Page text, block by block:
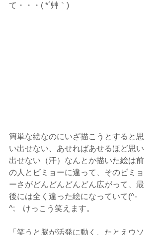
て・・・( *´艸｀)
簡単な絵なのにいざ描こうとすると思
い出せない、あせればあせるほど思い
出せない（汗）なんとか描いた絵は前
の人とビミョーに違って、そのビミョ
ーさがどんどんどんどん広がって、最
後には全く違った絵になっていて(^-
^;　けっこう笑えます。
「笑うと脳が活発に動く、たとえウソ